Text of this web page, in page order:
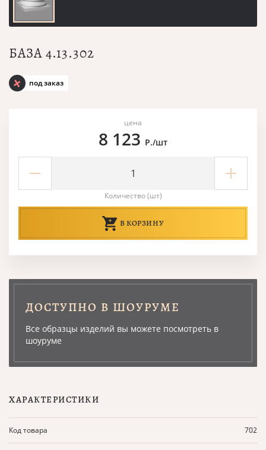
БАЗА 4.13.302
под заказ
цена
8 123 Р./шт
Количество (шт)
В КОРЗИНУ
ДОСТУПНО В ШОУРУМЕ
Все образцы изделий вы можете посмотреть в
шоуруме
ХАРАКТЕРИСТИКИ
Код товара 702